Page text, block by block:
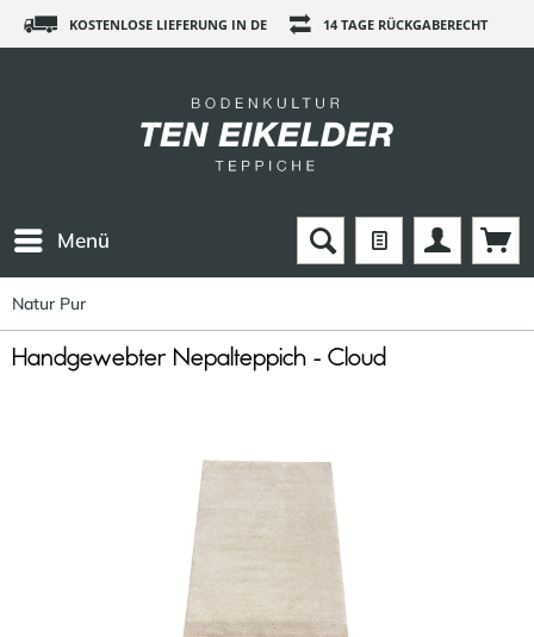
KOSTENLOSE LIEFERUNG IN DE 14 TAGE RÜCKGABERECHT
Menü
Natur Pur
Handgewebter Nepalteppich - Cloud